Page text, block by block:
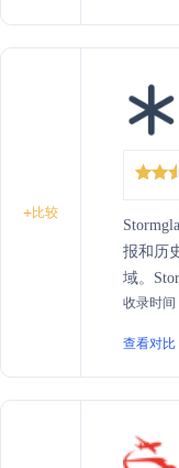
+比较
报和历
域。
信赖。
收录时间
查看对比